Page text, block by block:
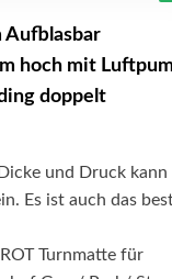
Aufblasbar
hoch mit
doppelt
und Druck kann
Es ist auch das
Turnmatte für